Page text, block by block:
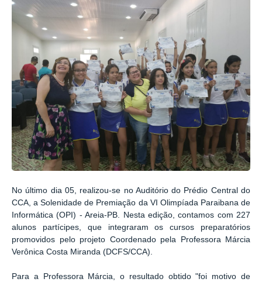
No último dia 05, realizou-se no Auditório do Prédio Central do
CCA, a Solenidade de Premiação da VI Olimpíada Paraibana de
Informática (OPI) - Areia-PB. Nesta edição, contamos com 227
alunos partícipes, que integraram os cursos preparatórios
promovidos pelo projeto Coordenado pela Professora Márcia
Verônica Costa Miranda (DCFS/CCA).
Para a Professora Márcia, o resultado obtido "foi motivo de